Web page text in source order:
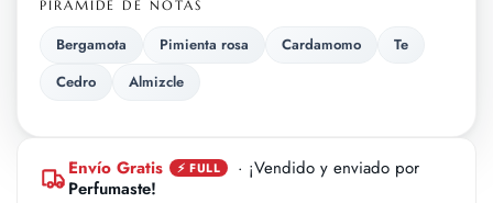
PIRÁMIDE DE NOTAS
Bergamota Pimienta rosa Cardamomo
Te
Cedro
Almizcle
Envío Gratis ⚡ FULL
· ¡Vendido y enviado por
Perfumaste!